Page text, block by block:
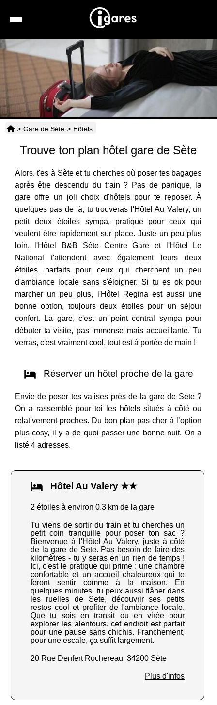
Location de voiture
Hôtels
Taxis
Horaires
> Gare de Sète > Hôtels
Trouve ton plan hôtel gare de Sète
Alors, t'es à Sète et tu cherches où poser tes bagages
après être descendu du train ? Pas de panique, la
gare offre un joli choix d'hôtels pour te reposer. À
quelques pas de là, tu trouveras l'Hôtel Au Valery, un
petit deux étoiles sympa, pratique pour ceux qui
veulent être rapidement sur place. Juste un peu plus
loin, l'Hôtel B&B Sète Centre Gare et l'Hôtel Le
National t'attendent avec également leurs deux
étoiles, parfaits pour ceux qui cherchent un peu
d'ambiance locale sans s'éloigner. Si tu es ok pour
marcher un peu plus, l'Hôtel Regina est aussi une
bonne option, toujours deux étoiles pour un séjour
confort. La gare, c'est un point central sympa pour
débuter ta visite, pas immense mais accueillante. Tu
verras, c'est vraiment cool, tout est à portée de main !
Réserver un hôtel proche de la gare
Envie de poser tes valises près de la gare de Sète ?
On a rassemblé pour toi les hôtels situés à côté ou
relativement proches. Du bon plan pas cher à l’option
plus cosy, il y a de quoi passer une bonne nuit. On a
listé 4 adresses.
Hôtel Au Valery ★★
2 étoiles à environ 0.3 km de la gare
Tu viens de sortir du train et tu cherches un
petit coin tranquille pour poser ton sac ?
Bienvenue à l'Hôtel Au Valery, juste à côté
de la gare de Sete. Pas besoin de faire des
kilomètres - tu y seras en un rien de temps !
Ici, c'est le pratique qui prime : une chambre
confortable et un accueil chaleureux qui te
feront sentir comme à la maison. En
quelques minutes, tu peux aussi flâner dans
les ruelles de Sete, découvrir ses petits
restos cool et profiter de l'ambiance locale.
Que tu sois en transit ou en virée pour
explorer les alentours, cet endroit est parfait
pour une pause sans chichis. Franchement,
pour une escale, ça suffit largement.
20 Rue Denfert Rochereau, 34200 Sète
Plus d'infos